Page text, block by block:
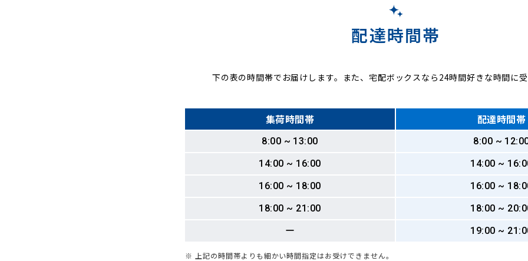
配達時間帯
下の表の時間帯でお届けします。また、宅配ボックスなら24時間好きな時間に
集荷時間帯 配達時間帯
8:00 ~ 13:00
8:00 ~
14:00 ~ 16:00
14:00 ~
16:00 ~ 18:00
16:00 ~
18:00 ~ 21:00
18:00 ~
ー
19:00 ~
※ 上記の時間帯よりも細かい時間指定はお受けできません。